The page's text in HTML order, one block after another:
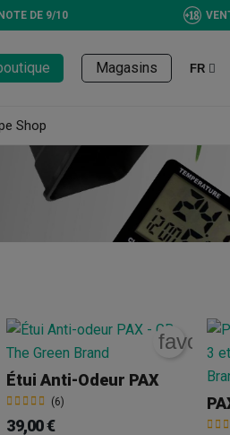
DE 9/10
Magasins FR
Shop
Étui Anti-Odeur PAX
(6)
39,00 €